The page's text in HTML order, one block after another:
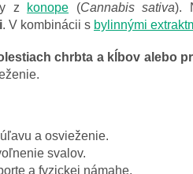
z konope (Cannabis sativa).
. V kombinácii s bylinnými
chrbta a kĺbov alebo
a osvieženie.
svalov.
a fyzickej námahe.